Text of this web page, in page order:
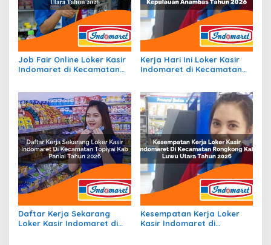
Job Fair Online Loker Kasir
Indomaret di Kecamatan
Kerja Hari Ini Loker Kasir
Indomaret di Kecamatan
2026
Daftar Kerja Sekarang
Loker Kasir Indomaret di
Kesempatan Kerja Loker
Kasir Indomaret di